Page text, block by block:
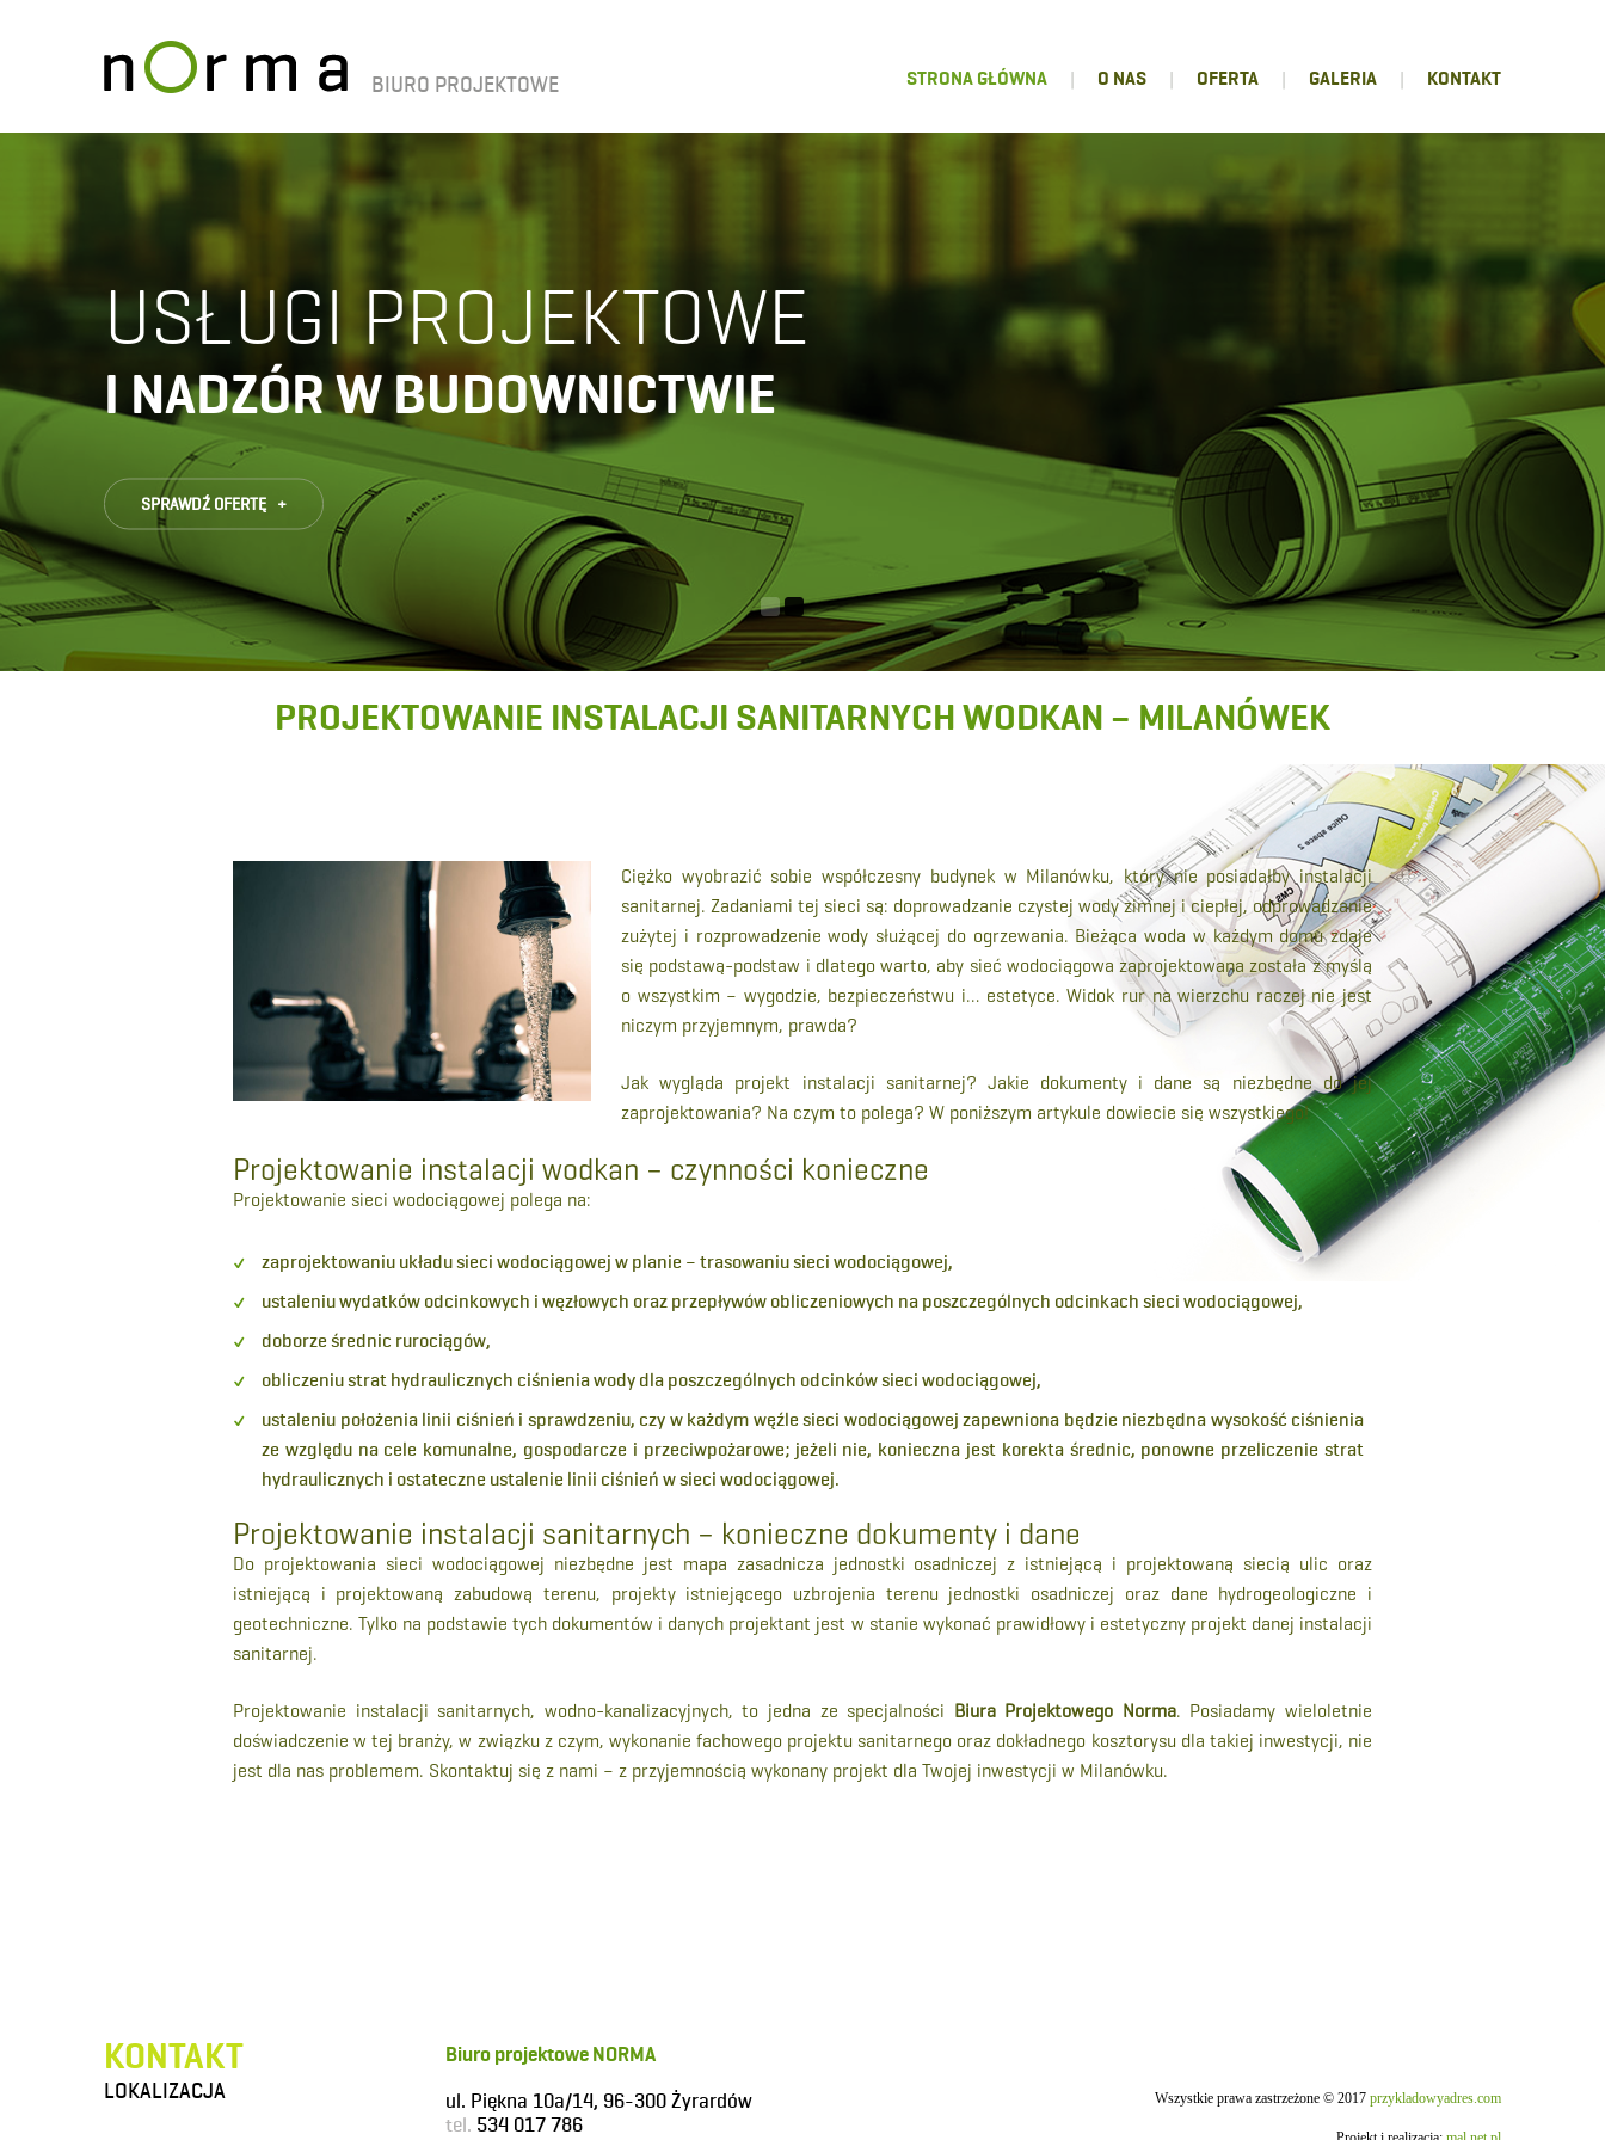
BIURO PROJEKTOWE STRONA GŁÓWNA | O NAS | OFERTA | GALERIA | KONTAKT
USŁUGI PROJEKTOWE
I NADZÓR W BUDOWNICTWIE
SPRAWDŹ OFERTĘ +
PROJEKTOWANIE INSTALACJI SANITARNYCH WODKAN – MILANÓWEK
Ciężko wyobrazić sobie współczesny budynek w Milanówku, który nie posiadałby instalacji
sanitarnej. Zadaniami tej sieci są: doprowadzanie czystej wody zimnej i ciepłej, odprowadzanie
zużytej i rozprowadzenie wody służącej do ogrzewania. Bieżąca woda w każdym domu zdaje
się podstawą-podstaw i dlatego warto, aby sieć wodociągowa zaprojektowana została z myślą
o wszystkim – wygodzie, bezpieczeństwu i… estetyce. Widok rur na wierzchu raczej nie jest
niczym przyjemnym, prawda?
Jak wygląda projekt instalacji sanitarnej? Jakie dokumenty i dane są niezbędne do jej
zaprojektowania? Na czym to polega? W poniższym artykule dowiecie się wszystkiego!
Projektowanie instalacji wodkan – czynności konieczne
Projektowanie sieci wodociągowej polega na:
zaprojektowaniu układu sieci wodociągowej w planie – trasowaniu sieci wodociągowej,
ustaleniu wydatków odcinkowych i węzłowych oraz przepływów obliczeniowych na poszczególnych odcinkach sieci wodociągowej,
doborze średnic rurociągów,
obliczeniu strat hydraulicznych ciśnienia wody dla poszczególnych odcinków sieci wodociągowej,
ustaleniu położenia linii ciśnień i sprawdzeniu, czy w każdym węźle sieci wodociągowej zapewniona będzie niezbędna wysokość ciśnienia
ze względu na cele komunalne, gospodarcze i przeciwpożarowe; jeżeli nie, konieczna jest korekta średnic, ponowne przeliczenie strat
hydraulicznych i ostateczne ustalenie linii ciśnień w sieci wodociągowej.
Projektowanie instalacji sanitarnych – konieczne dokumenty i dane
Do projektowania sieci wodociągowej niezbędne jest mapa zasadnicza jednostki osadniczej z istniejącą i projektowaną siecią ulic oraz
istniejącą i projektowaną zabudową terenu, projekty istniejącego uzbrojenia terenu jednostki osadniczej oraz dane hydrogeologiczne i
geotechniczne. Tylko na podstawie tych dokumentów i danych projektant jest w stanie wykonać prawidłowy i estetyczny projekt danej instalacji
sanitarnej.
Projektowanie instalacji sanitarnych, wodno-kanalizacyjnych, to jedna ze specjalności Biura Projektowego Norma. Posiadamy wieloletnie
doświadczenie w tej branży, w związku z czym, wykonanie fachowego projektu sanitarnego oraz dokładnego kosztorysu dla takiej inwestycji, nie
jest dla nas problemem. Skontaktuj się z nami – z przyjemnością wykonany projekt dla Twojej inwestycji w Milanówku.
KONTAKT
LOKALIZACJA
Biuro projektowe NORMA
ul. Piękna 10a/14, 96-300 Żyrardów
tel. 534 017 786
Wszystkie prawa zastrzeżone © 2017 przykladowyadres.com